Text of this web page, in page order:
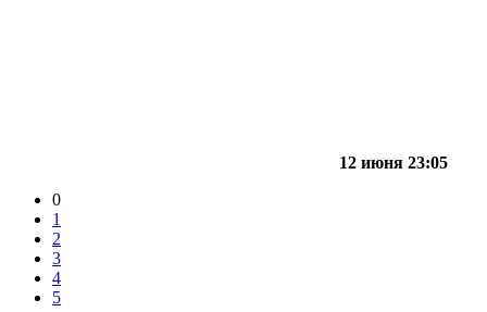
12 июня 23:05
0
1
2
3
4
5